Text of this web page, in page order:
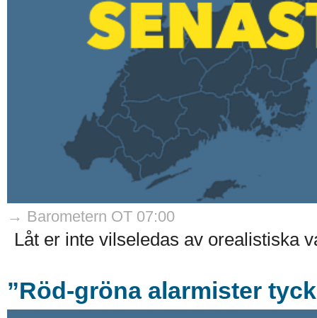
→ Barometern OT 07:00
Låt er inte vilseledas av orealistiska
”Röd-gröna alarmister